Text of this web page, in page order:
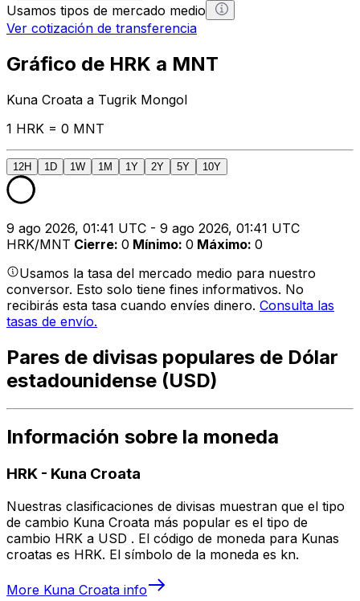
Usamos tipos de mercado medio
Ver cotización de transferencia
Gráfico de HRK a MNT
Kuna Croata a Tugrik Mongol
1 HRK = 0 MNT
12H 1D 1W 1M 1Y 2Y 5Y 10Y
9 ago 2026, 01:41 UTC - 9 ago 2026, 01:41 UTC
HRK/MNT Cierre: 0 Mínimo: 0 Máximo: 0
Usamos la tasa del mercado medio para nuestro
conversor. Esto solo tiene fines informativos. No
recibirás esta tasa cuando envíes dinero. Consulta las
tasas de envío.
Pares de divisas populares de Dólar
estadounidense (USD)
Información sobre la moneda
HRK - Kuna Croata
Nuestras clasificaciones de divisas muestran que el tipo
de cambio Kuna Croata más popular es el tipo de
cambio HRK a USD . El código de moneda para Kunas
croatas es HRK. El símbolo de la moneda es kn.
More Kuna Croata info